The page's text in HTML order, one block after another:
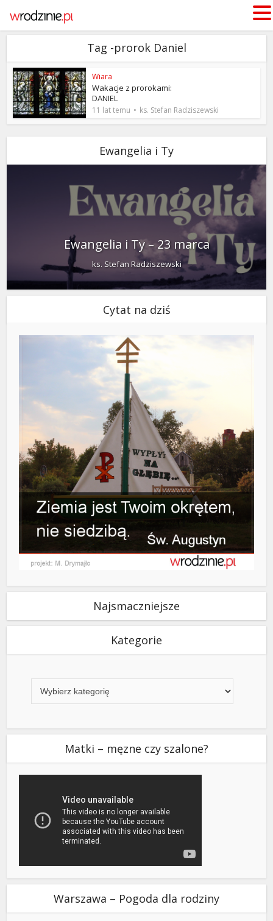
Tag -prorok Daniel
Wiara
Wakacje z prorokami:
DANIEL
11 lat temu ks. Stefan Radziszewski
Ewangelia i Ty
Ewangelia i Ty – 23 marca
ks. Stefan Radziszewski
Cytat na dziś
Najsmaczniejsze
Kategorie
Matki – męzne czy szalone?
Warszawa – Pogoda dla rodziny